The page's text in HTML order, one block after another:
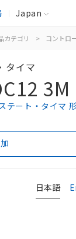
Japan
カテゴリ > コントロ
タイマ
3M
ート・タイマ
日本語